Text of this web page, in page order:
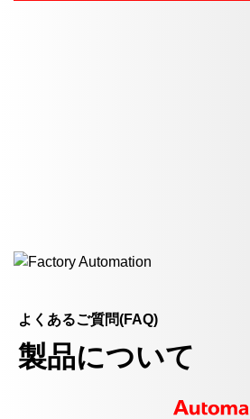
よくあるご質問(FAQ)
製品について